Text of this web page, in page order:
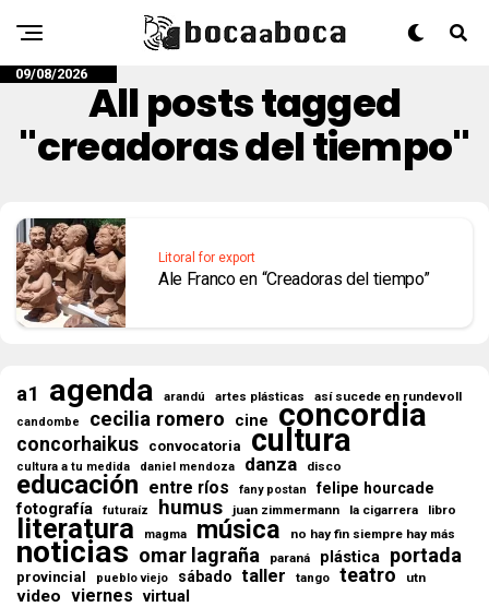
09/08/2026
All posts tagged
"creadoras del tiempo"
Litoral for export
Ale Franco en “Creadoras del tiempo”
a1 agenda arandú artes plásticas así sucede en rundevoll
candombe cecilia romero cine concordia
concorhaikus convocatoria cultura
cultura a tu medida daniel mendoza danza disco
educación entre ríos fany postan felipe hourcade
fotografía futuraíz humus juan zimmermann la cigarrera libro
literatura magma música no hay fin siempre hay más
noticias omar lagraña paraná plástica portada
provincial pueblo viejo sábado taller tango teatro utn
video viernes virtual